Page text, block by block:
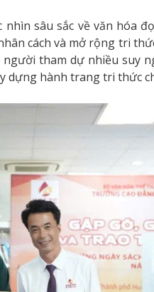
sâu sắc về văn hóa
cách và mở rộng tri
tham dự nhiều suy
dựng hành trang tri thức